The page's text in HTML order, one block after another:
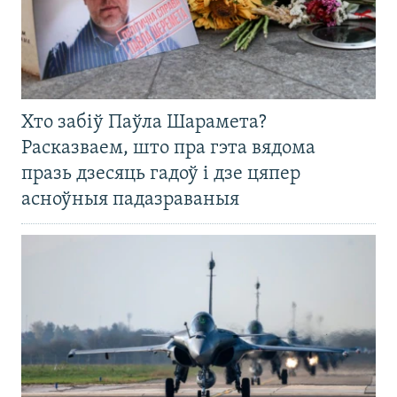
Хто забіў Паўла Шарамета?
Расказваем, што пра гэта вядома
празь дзесяць гадоў і дзе цяпер
асноўныя падазраваныя